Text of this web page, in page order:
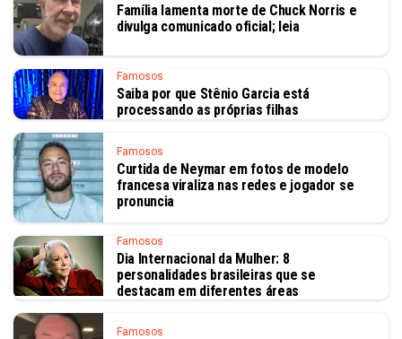
Família lamenta morte de Chuck Norris e
divulga comunicado oficial; leia
Famosos
Saiba por que Stênio Garcia está
processando as próprias filhas
Famosos
Curtida de Neymar em fotos de modelo
francesa viraliza nas redes e jogador se
pronuncia
Famosos
Dia Internacional da Mulher: 8
personalidades brasileiras que se
destacam em diferentes áreas
Famosos